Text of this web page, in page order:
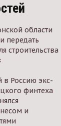
области
передать
строительства
Россию экс-
финтеха
и